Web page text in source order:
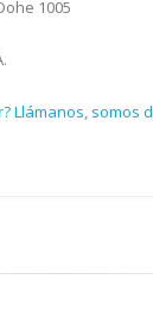
1005
Llámanos, somos